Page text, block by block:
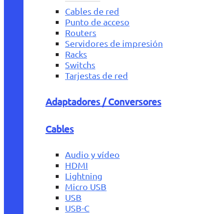
Cables de red
Punto de acceso
Routers
Servidores de impresión
Racks
Switchs
Tarjestas de red
Adaptadores / Conversores
Cables
Audio y vídeo
HDMI
Lightning
Micro USB
USB
USB-C